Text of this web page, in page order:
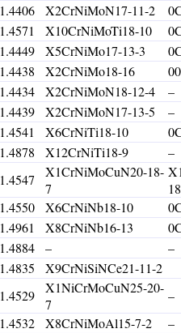
1.4406 X2CrNiMoN17-11-2
1.4571 X10CrNiMoTi18-10
1.4449 X5CrNiMo17-13-3
1.4438 X2CrNiMo18-16
1.4434 X2CrNiMoN18-12-4
–
1.4439 X2CrNiMoN17-13-5
–
1.4541 X6CrNiTi18-10
1.4878 X12CrNiTi18-9
–
1.4547
X1CrNiMoCuN20-18-
7
1.4550 X6CrNiNb18-10
1.4961 X8CrNiNb16-13
1.4884 –
–
1.4835
X9CrNiSiNCe21-11-2
1.4529
X1NiCrMoCuN25-20-
7
–
1.4532 X8CrNiMoAl15-7-2
–